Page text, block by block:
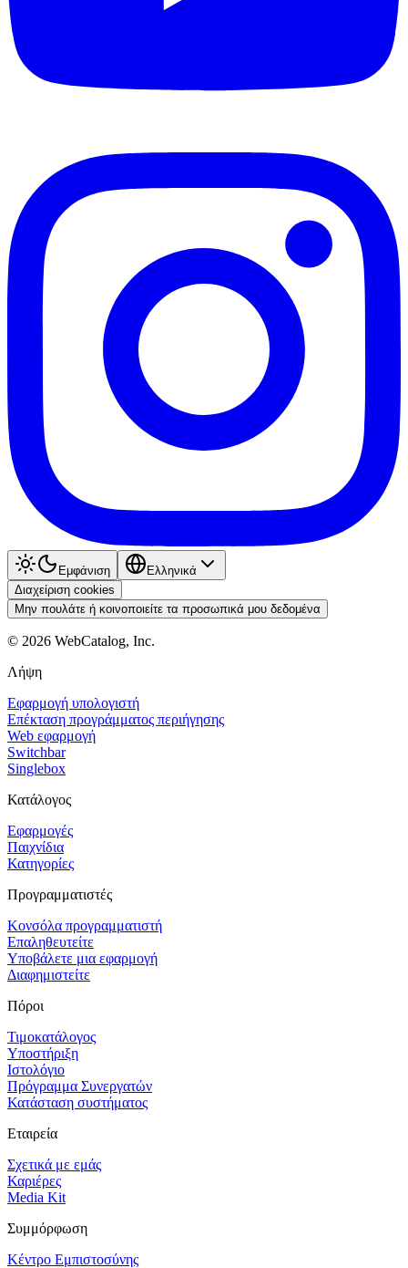
Εμφάνιση
Ελληνικά
Διαχείριση cookies
Μην πουλάτε ή κοινοποιείτε τα προσωπικά μου δεδομένα
© 2026 WebCatalog, Inc.
Λήψη
Εφαρμογή υπολογιστή
Επέκταση προγράμματος περιήγησης
Web εφαρμογή
Switchbar
Singlebox
Κατάλογος
Εφαρμογές
Παιχνίδια
Κατηγορίες
Προγραμματιστές
Κονσόλα προγραμματιστή
Επαληθευτείτε
Υποβάλετε μια εφαρμογή
Διαφημιστείτε
Πόροι
Τιμοκατάλογος
Υποστήριξη
Ιστολόγιο
Πρόγραμμα Συνεργατών
Κατάσταση συστήματος
Εταιρεία
Σχετικά με εμάς
Καριέρες
Media Kit
Συμμόρφωση
Κέντρο Εμπιστοσύνης